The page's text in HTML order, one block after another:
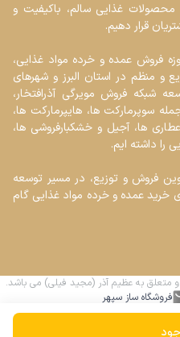
به عظیم آذر (مجید فیلی) می باشد.
فروشگاه ساز سپهر